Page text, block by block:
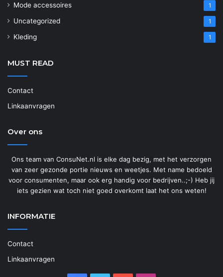
Mode accessoires 1
Uncategorized 1
Kleding 1
MUST READ
Contact
Linkaanvragen
Over ons
Ons team van ConsuNet.nl is elke dag bezig, met het verzorgen
van zeer gezonde portie nieuws en weetjes. Met name bedoeld
voor consumenten, maar ook erg handig voor bedrijven..;-) Heb jij
iets gezien wat toch niet goed overkomt laat het ons weten!
INFORMATIE
Contact
Linkaanvragen